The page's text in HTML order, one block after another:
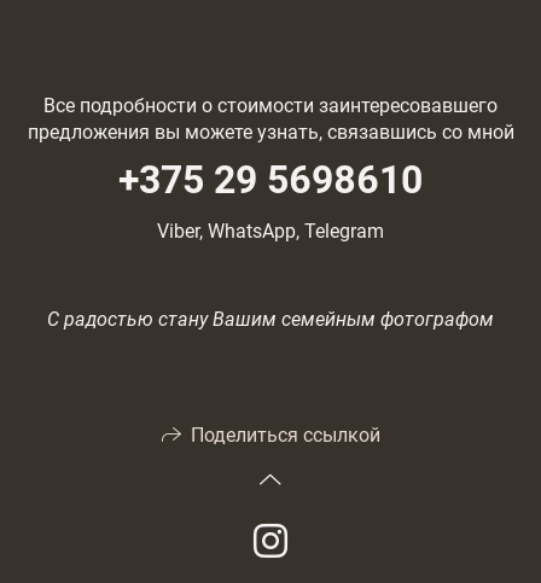
Все подробности о стоимости заинтересовавшего
предложения вы можете узнать, связавшись со мной
+375 29 5698610
Viber, WhatsApp, Telegram
С радостью стану Вашим семейным фотографом
Поделиться ссылкой